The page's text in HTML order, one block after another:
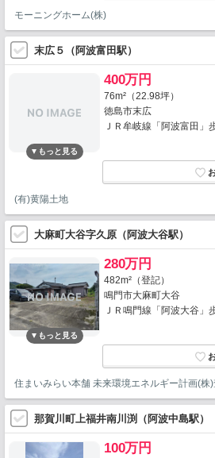
モーニングホーム(株)
末広５（阿波富田駅）
400万円
76m²（22.98坪）
徳島市末広
ＪＲ牟岐線「阿波富田」
(有)黄陽土地
大麻町大谷字久原（阿波大谷駅）
280万円
482m²（登記）
鳴門市大麻町大谷
ＪＲ鳴門線「阿波大谷」
住まいみらい本舗 未来環境エネルギー計画(株
那賀川町上福井南川渕（阿波中島駅）
100万円